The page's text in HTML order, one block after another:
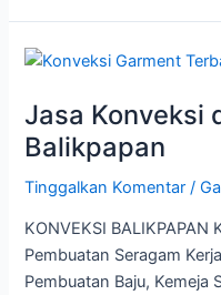
Jasa Konveksi
Balikpapan
Tinggalkan Komentar /
KONVEKSI
Pembuatan Seragam
Pembuatan Baju, Kemeja
Jasa
dan
Garment
Balikpapan